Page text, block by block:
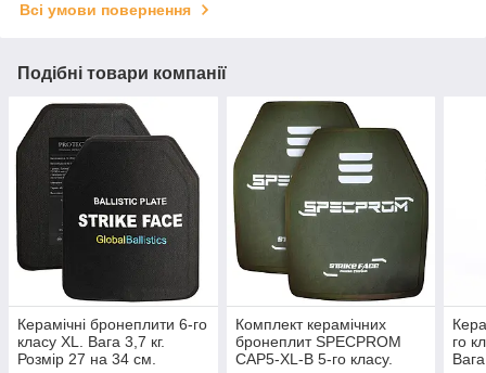
Всі умови повернення
Подібні товари компанії
Керамічні бронеплити 6-го
класу XL. Вага 3,7 кг.
Розмір 27 на 34 см.
Комплект керамічних
бронеплит SPECPROM
CAP5-XL-B 5-го класу.
го